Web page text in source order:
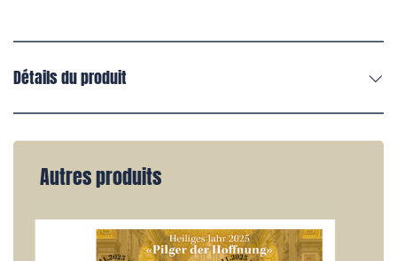
Détails du produit
Autres produits